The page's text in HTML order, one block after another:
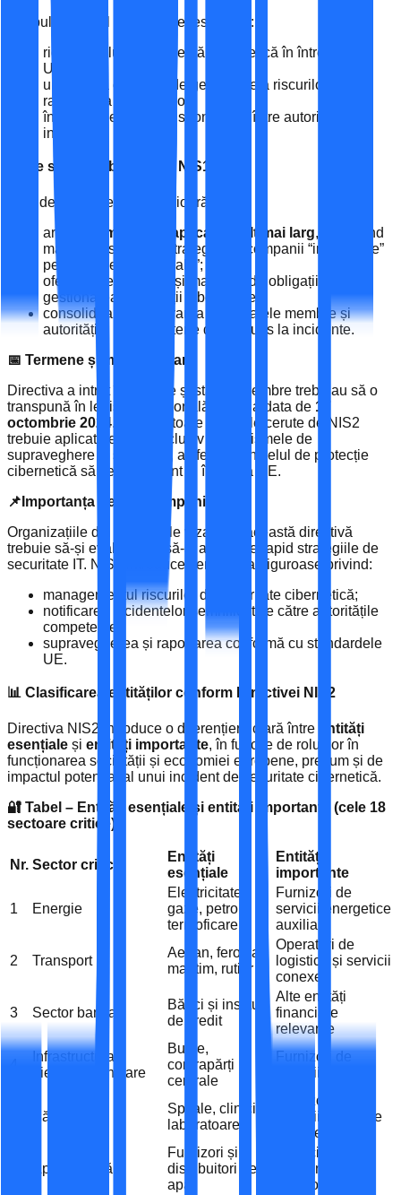
Scopul principal al Directivei este de a:
ridica nivelul de reziliență cibernetică în întreaga
Uniune;
uniformiza cerințele de gestionare a riscurilor și de
raportare a incidentelor;
întări cooperarea transfrontalieră între autorități și
instituții.
📊 Ce se schimbă față de NIS1?
Față de versiunea sa anterioară, NIS2:
are un
domeniu de aplicare mult mai larg, incluzând
mai multe sectoare strategice și companii “importante”
pe lângă cele “esențiale”;
oferă un set mai clar și mai strict de obligații pentru
gestionarea securității cibernetice;
consolidează cooperarea între statele membre și
autoritățile UE în materie de răspuns la incidente.
📅 Termene și implementare
Directiva a intrat în vigoare și statele membre trebuiau să o
transpună în legislația națională până la data de 17
octombrie 2024. Ulterior, toate măsurile cerute de NIS2
trebuie aplicate efectiv, inclusiv mecanismele de
supraveghere și sancțiuni, astfel încât nivelul de protecție
cibernetică să fie consistent în întreaga UE.
📌Importanța pentru companii
Organizațiile din sectoarele vizate de această directivă
trebuie să-și evalueze și să-și adapteze rapid strategiile de
securitate IT. NIS2 introduce cerințe mai riguroase privind:
managementul riscurilor de securitate cibernetică;
notificarea incidentelor semnificative către autoritățile
competente;
supravegherea și raportarea conformă cu standardele
UE.
📊 Clasificarea entităților conform Directivei NIS2
Directiva NIS2 introduce o diferențiere clară între
entități
esențiale și entități importante, în funcție de rolul lor în
funcționarea societății și economiei europene, precum și de
impactul potențial al unui incident de securitate cibernetică.
🔐 Tabel – Entități esențiale și entități importante (cele 18
sectoare critice)
Nr. Sector critic
Entități
esențiale
Entități
importante
1 Energie
Electricitate,
gaze, petrol,
termoficare
Furnizori de
servicii energetice
auxiliare
2 Transport
Aerian, feroviar,
maritim, rutier
Operatori de
logistică și servicii
conexe
3 Sector bancar
Bănci și instituții
de credit
Alte entități
financiare
relevante
Infrastructura
piețelor financiare
Burse,
contrapărți
centrale
Furnizori de
servicii suport
Sănătate
Spitale, clinici,
laboratoare
Furnizori IT și
servicii medicale
digitale
Apă potabilă
Furnizori și
distribuitori de
apă
Servicii de
mentenanță și
monitorizare